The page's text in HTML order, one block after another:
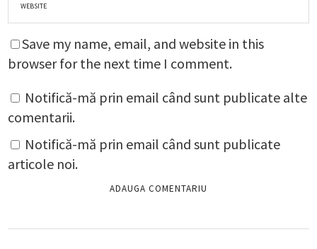
Save my name, email, and website in this
browser for the next time I comment.
Notifică-mă prin email când sunt publicate alte
comentarii.
Notifică-mă prin email când sunt publicate
articole noi.